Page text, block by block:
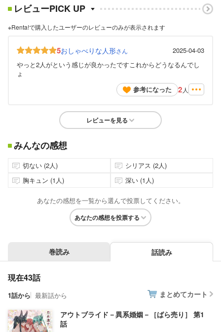
レビューPICK UP
※Renta!で購入したユーザーのレビューのみが表示されます
5おしゃべりな人形さん
2025-04-03
やっと2人がという感じが良かったですこれからどうなるんでし
ょ
参考になった
2 人
レビューを見る
みんなの感想
切ない (2人)
シリアス (2人)
胸キュン (1人)
深い (1人)
あなたの感想を一覧から選んで投票してください。
あなたの感想を投票する
巻読み 話読み
現在43話
1話から 最新話から まとめてカート
アウトブライド－異系婚姻－［ばら売り］ 第1
話